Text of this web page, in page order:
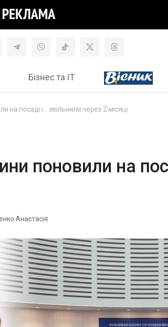
Бізнес та ІТ
на посаді і... звільнили через 2 місяці
поновили на
Анастасія